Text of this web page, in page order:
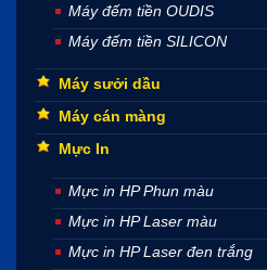
Máy đếm tiền OUDIS
Máy đếm tiền SILICON
Máy sưởi dầu
Máy cán màng
Mực In
Mực in HP Phun màu
Mực in HP Laser màu
Mực in HP Laser đen trắng